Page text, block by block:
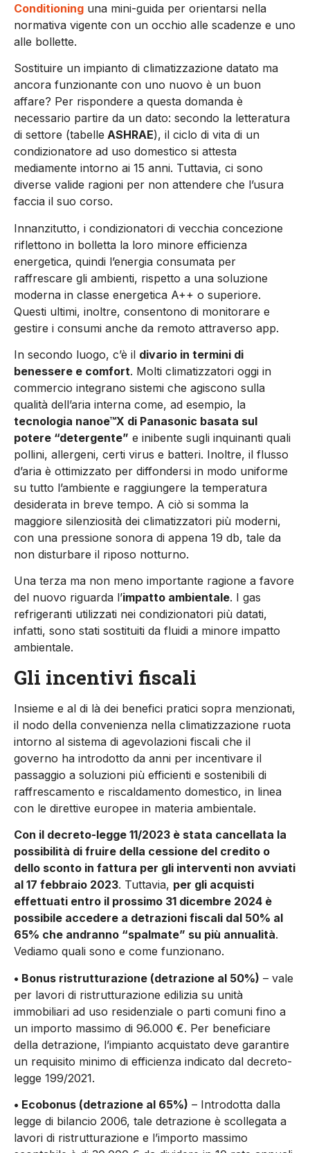
Conditioning una mini-guida per orientarsi nella
normativa vigente con un occhio alle scadenze e uno
alle bollette.
Sostituire un impianto di climatizzazione datato ma
ancora funzionante con uno nuovo è un buon
affare? Per rispondere a questa domanda è
necessario partire da un dato: secondo la letteratura
di settore (tabelle ASHRAE), il ciclo di vita di un
condizionatore ad uso domestico si attesta
mediamente intorno ai 15 anni. Tuttavia, ci sono
diverse valide ragioni per non attendere che l’usura
faccia il suo corso.
Innanzitutto, i condizionatori di vecchia concezione
riflettono in bolletta la loro minore efficienza
energetica, quindi l’energia consumata per
raffrescare gli ambienti, rispetto a una soluzione
moderna in classe energetica A++ o superiore.
Questi ultimi, inoltre, consentono di monitorare e
gestire i consumi anche da remoto attraverso app.
In secondo luogo, c’è il divario in termini di
benessere e comfort. Molti climatizzatori oggi in
commercio integrano sistemi che agiscono sulla
qualità dell’aria interna come, ad esempio, la
tecnologia nanoe™X di Panasonic basata sul
potere “detergente” e inibente sugli inquinanti quali
pollini, allergeni, certi virus e batteri. Inoltre, il flusso
d’aria è ottimizzato per diffondersi in modo uniforme
su tutto l’ambiente e raggiungere la temperatura
desiderata in breve tempo. A ciò si somma la
maggiore silenziosità dei climatizzatori più moderni,
con una pressione sonora di appena 19 db, tale da
non disturbare il riposo notturno.
Una terza ma non meno importante ragione a favore
del nuovo riguarda l’impatto ambientale. I gas
refrigeranti utilizzati nei condizionatori più datati,
infatti, sono stati sostituiti da fluidi a minore impatto
ambientale.
Gli incentivi fiscali
Insieme e al di là dei benefici pratici sopra menzionati,
il nodo della convenienza nella climatizzazione ruota
intorno al sistema di agevolazioni fiscali che il
governo ha introdotto da anni per incentivare il
passaggio a soluzioni più efficienti e sostenibili di
raffrescamento e riscaldamento domestico, in linea
con le direttive europee in materia ambientale.
Con il decreto-legge 11/2023 è stata cancellata la
possibilità di fruire della cessione del credito o
dello sconto in fattura per gli interventi non avviati
al 17 febbraio 2023. Tuttavia, per gli acquisti
effettuati entro il prossimo 31 dicembre 2024 è
possibile accedere a detrazioni fiscali dal 50% al
65% che andranno “spalmate” su più annualità.
Vediamo quali sono e come funzionano.
• Bonus ristrutturazione (detrazione al 50%) – vale
per lavori di ristrutturazione edilizia su unità
immobiliari ad uso residenziale o parti comuni fino a
un importo massimo di 96.000 €. Per beneficiare
della detrazione, l’impianto acquistato deve garantire
un requisito minimo di efficienza indicato dal decreto-
legge 199/2021.
• Ecobonus (detrazione al 65%) – Introdotta dalla
legge di bilancio 2006, tale detrazione è scollegata a
lavori di ristrutturazione e l’importo massimo